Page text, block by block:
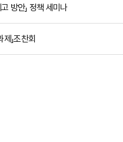
방안」 정책 세미나
」조찬회